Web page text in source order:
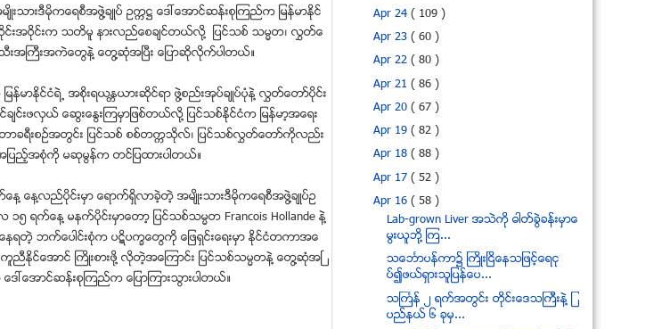
ားဒီမိုကေရစီအဖြဲ႔ခ်ဳပ္ ဥကၠ႒ ေဒၚေအာင္ဆန္းစုၾကည္က ျမန္မာႏုိင္
အဝိုင္းက သတိမူ နားလည္ေစခ်င္တယ္လို႔ ျပင္သစ္ သမၼတ၊ လႊတ္ေ
ႀကီးအကဲေတြနဲ႔ ေတြ႔ဆံုအၿပီး ေျပာဆိုလုိက္ပါတယ္။
ျမန္မာႏိုင္ငံရဲ႕ အစိုးရယႏၱယားဆိုင္ရာ ဖြဲ႔စည္းအုပ္ခ်ဳပ္ပံုနဲ႔ လႊတ္ေတာ္ပိုင္း
ဖလွယ္ ေဆြးေႏြးၾကမွာျဖစ္တယ္လို႔ ျပင္သစ္ႏိုင္ငံက ျမန္မာ့အေရး
ခရီးစဥ္အတြင္း ျပင္သစ္ စစ္တကၠသိုလ္၊ ျပင္သစ္လႊတ္ေတာ္ကိုလည္း
ျပည့္အစံုကို မဆုမြန္က တင္ျပထားပါတယ္။
ေန႔ ေန႔လည္ပိုင္းမွာ ေရာက္ရွိလာခဲ့တဲ့ အမ်ိဳးသားဒီမိုကေရစီအဖြဲ႔ခ်ဳပ္ဥ
ရက္ေန႔ မနက္ပိုင္းမွာေတာ့ ျပင္သစ္သမၼတ Francois Hollande နဲ႔
နရတဲ့ ဘက္ေပါင္းစုံက ပဋိပကၡေတြကို ေျဖရွင္းေရးမွာ ႏုိင္ငံတကာအေ
ႏုိင္ေအာင္ ႀကိဳးစားဖို႔ လိုတဲ့အေၾကာင္း ျပင္သစ္သမၼတနဲ႔ ေတြ႔ဆုံအၿ
ဒၚေအာင္ဆန္းစုၾကည္က ေျပာၾကားသြားပါတယ္။
Apr 24 ( 109 )
Apr 23 ( 60 )
Apr 22 ( 80 )
Apr 21 ( 86 )
Apr 20 ( 67 )
Apr 19 ( 82 )
Apr 18 ( 88 )
Apr 17 ( 52 )
Apr 16 ( 58 )
Lab-grown Liver အသဲကို ဓါတ္ခြဲခန္းမွာေ
မြးယူဘုိ႔ ၾက...
သေဘၤာပန္ကာ၌ ႀကိဳးျငိေနသျဖင့္ေရငု
ပ္၍ဖယ္ရွားသူျပန္ေပ...
သႀကၤန္ ၂ ရက္အတြင္း တိုင္းေဒသႀကီးနဲ႔ ျ
ပည္နယ္ ၆ ခုမွ...